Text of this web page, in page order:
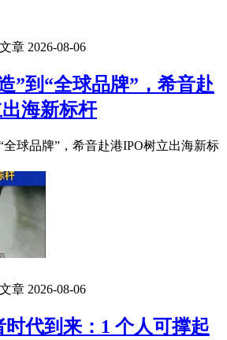
章 2026-08-06
”到“全球品牌”，希音赴
海新标杆
全球品牌”，希音赴港IPO树立出海新标
章 2026-08-06
代到来：1 个人可撑起